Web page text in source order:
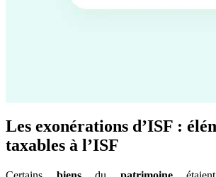
Les exonérations d’ISF :
taxables à l’ISF